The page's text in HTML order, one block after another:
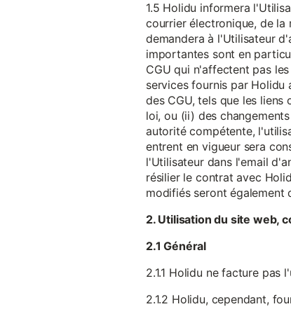
1.5 Holidu informera
courrier électronique, de la
demandera à l'Utilisateur
importantes sont en
CGU qui n'affectent pas
services fournis par Holidu
des CGU, tels que les
loi, ou (ii) des
autorité compétente,
entrent en vigueur sera
l'Utilisateur dans l'email
résilier le contrat avec
modifiés seront également
2. Utilisation du site web,
2.1 Général
2.1.1 Holidu ne facture
2.1.2 Holidu, cependant,